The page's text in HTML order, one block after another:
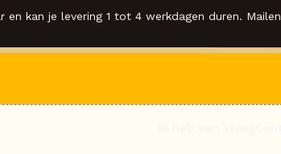
kan je levering 1 tot 4 werkdagen duren.